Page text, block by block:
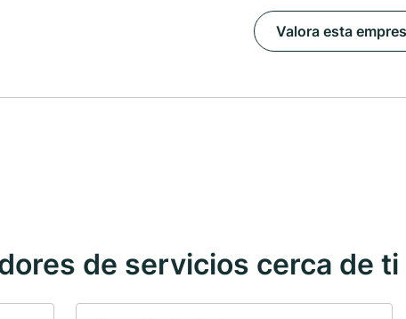
Valora esta
de servicios cerca de ti